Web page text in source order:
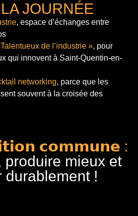
JOURNÉE
, espace d’échanges entre
de l’industrie », pour
qui innovent à Saint-Quentin-en-
networking, parce que les
souvent à la croisée des
𝗰𝗼𝗺𝗺𝘂𝗻𝗲 :
produire mieux et
durablement !